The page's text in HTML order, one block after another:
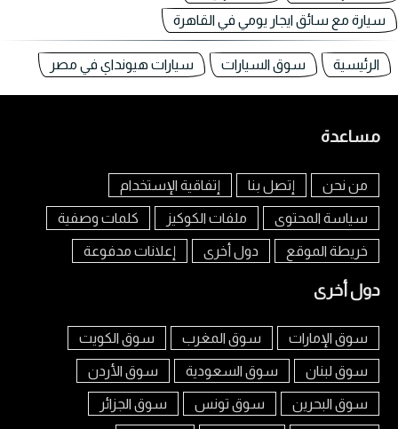
سيارة مع سائق ايجار يومي في القاهرة
الرئيسية سوق السيارات سيارات هيونداي في مصر
مساعدة
من نحن إتصل بنا إتفاقية الإستخدام
سياسة المحتوى ملفات الكوكيز كلمات وصفية
خريطة الموقع دول أخرى إعلانات مدفوعة
دول أخرى
سوق الإمارات سوق المغرب سوق الكويت
سوق لبنان سوق السعودية سوق الأردن
سوق البحرين سوق تونس سوق الجزائر